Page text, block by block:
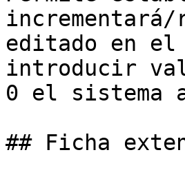
editado en
introducir
0 el sistema
## Ficha